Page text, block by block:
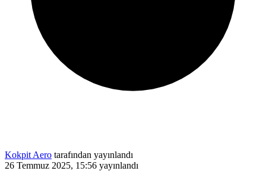
Kokpit Aero tarafından yayınlandı
26 Temmuz 2025, 15:56 yayınlandı